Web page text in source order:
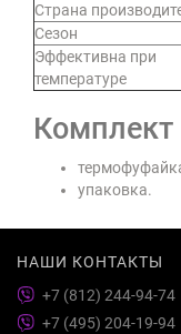
Страна
Сезон
Эффективна при
температуре
Комплект
упаковка.
НАШИ КОНТАКТЫ
+7 (812) 244-94-74
+7 (495) 204-19-94